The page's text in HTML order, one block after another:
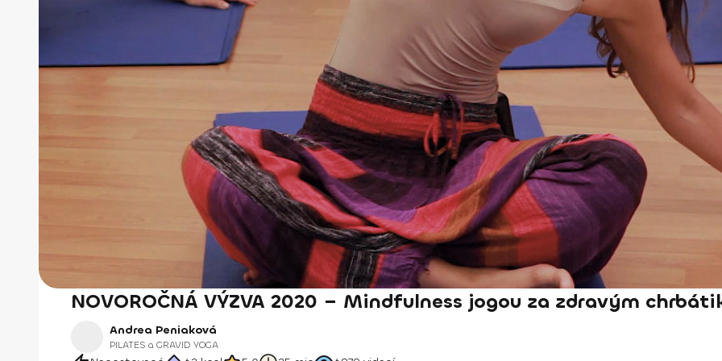
NOVOROČNÁ VÝZVA 2020 – Mindfulness jogou za zdravým
Andrea Peniaková
PILATES a GRAVID YOGA